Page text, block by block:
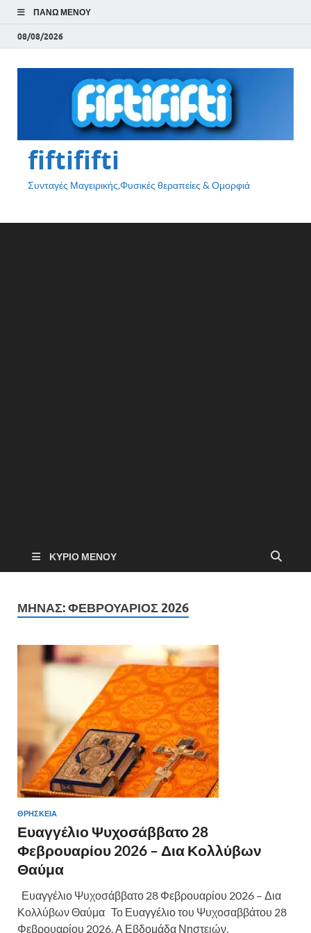
ΠΆΝΩ ΜΕΝΟΎ
08/08/2026
fiftififti
Συνταγές Μαγειρικής,Φυσικές θεραπείες & Ομορφιά
ΚΎΡΙΟ ΜΕΝΟΎ
ΜΉΝΑΣ:ΦΕΒΡΟΥΆΡΙΟΣ 2026
ΘΡΗΣΚΕΙΑ
Ευαγγέλιο Ψυχοσάββατο 28
Φεβρουαρίου 2026 – Δια Κολλύβων
Θαύμα
Ευαγγέλιο Ψυχοσάββατο 28 Φεβρουαρίου 2026 – Δια
Κολλύβων Θαύμα Το Ευαγγέλιο του Ψυχοσαββάτου 28
Φεβρουαρίου 2026. Α Εβδομάδα Νηστειών.